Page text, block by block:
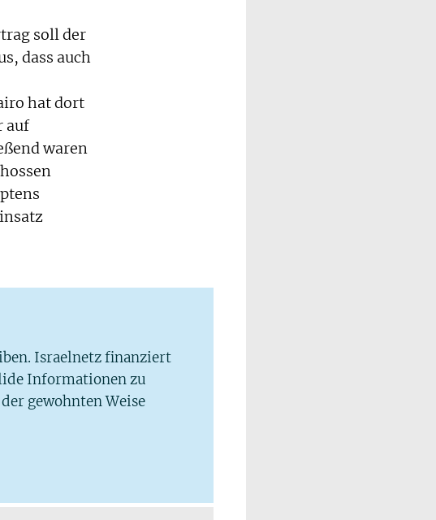
soll der
dass auch
hat dort
auf
waren
Israelnetz finanziert
Informationen zu
gewohnten Weise